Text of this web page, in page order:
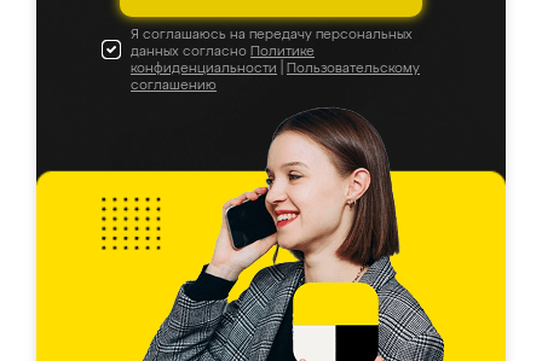
Я соглашаюсь на передачу персональных
данных согласно Политике
конфиденциальности
Пользовательскому
соглашению